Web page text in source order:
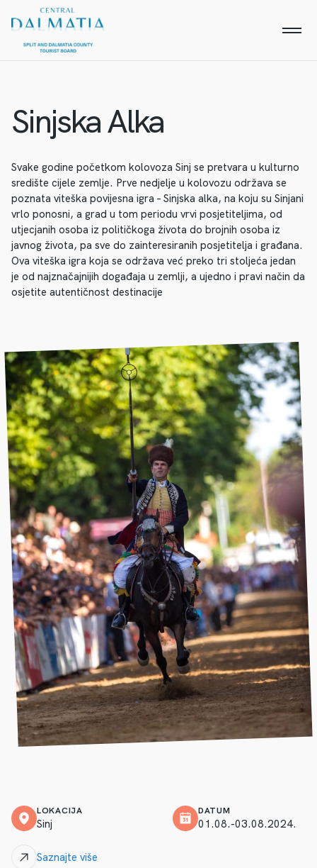
Sinjska Alka
Svake godine početkom kolovoza Sinj se pretvara u kulturno
središte cijele zemlje. Prve nedjelje u kolovozu održava se
poznata viteška povijesna igra – Sinjska alka, na koju su Sinjani
vrlo ponosni, a grad u tom periodu vrvi posjetiteljima, od
utjecjanih osoba iz političkoga života do brojnih osoba iz
javnog života, pa sve do zainteresiranih posjetitelja i građana.
Ova viteška igra koja se održava već preko tri stoljeća jedan
je od najznačajnijih događaja u zemlji, a ujedno i pravi način da
osjetite autentičnost destinacije
LOKACIJA
Sinj
DATUM
01.08.-03.08.2024.
Saznajte više